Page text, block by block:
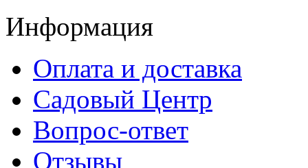
Информация
Оплата и доставка
Садовый Центр
Вопрос-ответ
Отзывы